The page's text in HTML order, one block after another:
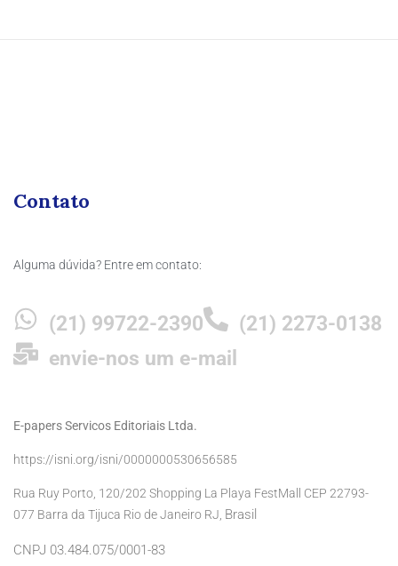
Contato
Alguma dúvida? Entre em contato:
(21) 99722-2390
(21) 2273-0138
envie-nos um e-mail
E-papers Servicos Editoriais Ltda.
https://isni.org/isni/0000000530656585
Rua Ruy Porto, 120/202 Shopping La Playa FestMall CEP 22793-
077 Barra da Tijuca Rio de Janeiro RJ, Brasil
CNPJ 03.484.075/0001-83